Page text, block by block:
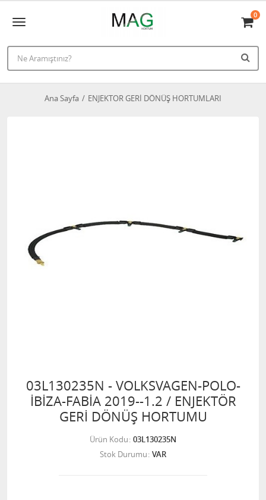
0
Ana Sayfa ENJEKTOR GERİ DÖNÜŞ HORTUMLARI
03L130235N - VOLKSVAGEN-POLO-
İBİZA-FABİA 2019--1.2 / ENJEKTÖR
GERİ DÖNÜŞ HORTUMU
Ürün Kodu 03L130235N
Stok Durumu VAR